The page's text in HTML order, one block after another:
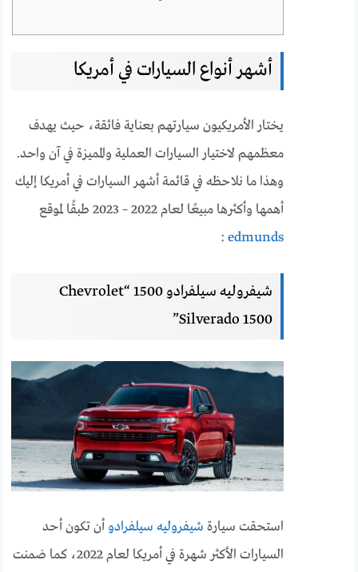
أشهر أنواع السيارات في أمريكا
يختار الأمريكيون سيارتهم بعناية فائقة، حيث يهدف
معظمهم لاختيار السيارات العملية والمميزة في آن واحد.
وهذا ما نلاحظه في قائمة أشهر السيارات في أمريكا إليك
أهمها وأكثرها مبيعًا لعام 2022 – 2023 طبقًا لموقع
edmunds
:
شيفروليه سيلفرادو 1500 “Chevrolet
Silverado 1500”
استحقت سيارة شيفروليه سيلفرادو أن تكون أحد
السيارات الأكثر شهرة في أمريكا لعام 2022، كما ضمنت